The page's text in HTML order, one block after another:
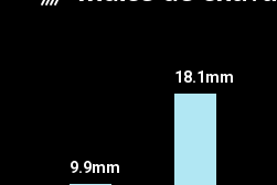
9.9mm
18.1mm